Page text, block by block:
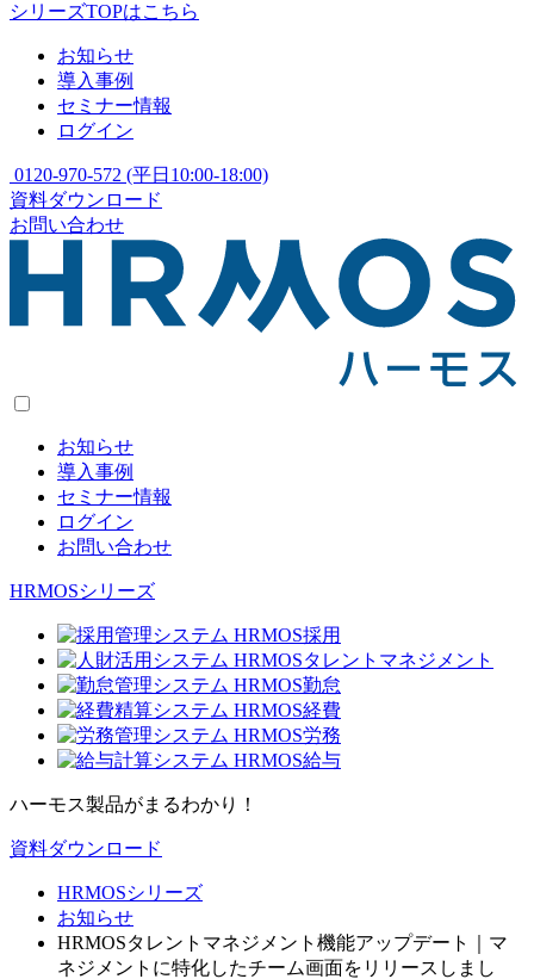
シリーズTOPはこちら
お知らせ
導入事例
セミナー情報
ログイン
0120-970-572 (平日10:00-18:00)
資料ダウンロード
お問い合わせ
お知らせ
導入事例
セミナー情報
ログイン
お問い合わせ
HRMOSシリーズ
ハーモス製品がまるわかり！
資料ダウンロード
HRMOSシリーズ
お知らせ
HRMOSタレントマネジメント機能アップデート｜マ
ネジメントに特化したチーム画面をリリースしまし